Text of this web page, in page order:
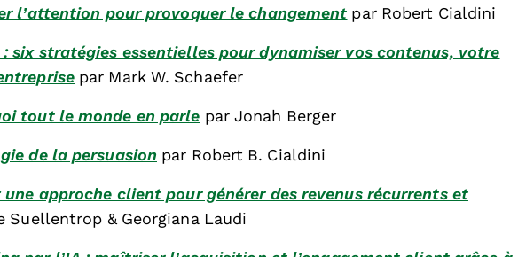
l’attention pour provoquer le changement par Robert Cialdini
six stratégies essentielles pour dynamiser vos contenus, votre
par Mark W. Schaefer
tout le monde en parle par Jonah Berger
de la persuasion par Robert B. Cialdini
une approche client pour générer des revenus récurrents et
Suellentrop & Georgiana Laudi